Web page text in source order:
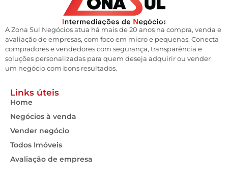
A Zona Sul Negócios atua há mais de 20 anos na compra, venda e
avaliação de empresas, com foco em micro e pequenas. Conecta
compradores e vendedores com segurança, transparência e
soluções personalizadas para quem deseja adquirir ou vender
um negócio com bons resultados.
Links úteis
Home
Negócios à venda
Vender negócio
Todos Imóveis
Avaliação de empresa